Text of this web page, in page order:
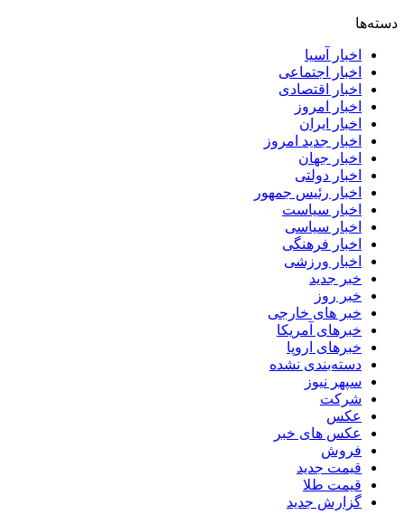
دسته‌ها
اخبار آسیا
اخبار اجتماعی
اخبار اقتصادی
اخبار امروز
اخبار ایران
اخبار جدید امروز
اخبار جهان
اخبار دولتی
اخبار رئیس جمهور
اخبار سیاست
اخبار سیاسی
اخبار فرهنگی
اخبار ورزشی
خبر جدید
خبر روز
خبر های خارجی
خبرهای آمریکا
خبرهای اروپا
دسته‌بندی نشده
سپهر نیوز
شرکت
عکس
عکس های خبر
فروش
قیمت جدید
قیمت طلا
گزارش جدید